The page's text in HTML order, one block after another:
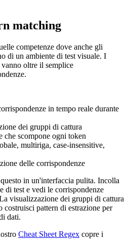
matching
competenze dove anche gli
di un ambiente di test visuale. I
oltre il semplice
in tempo reale durante
dei gruppi di cattura
che scompone ogni token
multiriga, case-insensitive,
delle corrispondenze
in un'interfaccia pulita. Incolla
di test e vedi le corrispondenze
visualizzazione dei gruppi di cattura
costruisci pattern di estrazione per
dati.
Cheat Sheet Regex copre i